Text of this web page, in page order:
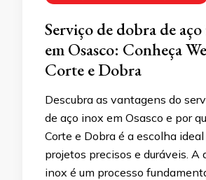
Serviço de dobra de
em Osasco: Conheça
Corte e Dobra
Descubra as vantagens do
de aço inox em Osasco e por
Corte e Dobra é a escolha
projetos precisos e duráveis. A
inox é um processo